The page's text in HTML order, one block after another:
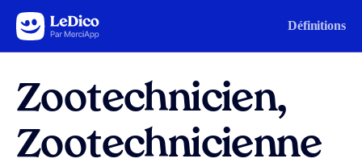
Aller au contenu Définitions
Zootechnicien,
Zootechnicienne